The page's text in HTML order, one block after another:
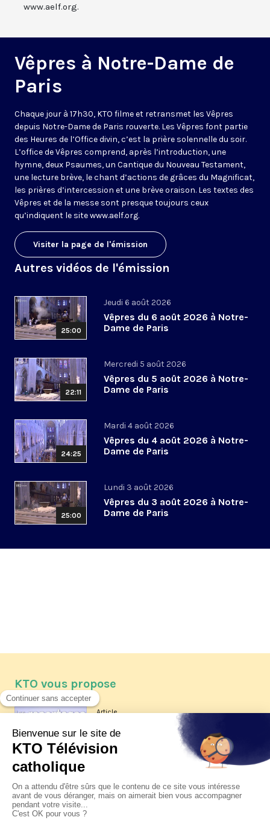
www.aelf.org.
Vêpres à Notre-Dame de
Paris
Chaque jour à 17h30, KTO filme et retransmet les Vêpres
depuis Notre-Dame de Paris rouverte. Les Vêpres font partie
des Heures de l’Office divin, c’est la prière solennelle du soir.
L’office de Vêpres comprend, après l’introduction, une
hymne, deux Psaumes, un Cantique du Nouveau Testament,
une lecture brève, le chant d’actions de grâces du Magnificat,
les prières d’intercession et une brève oraison. Les textes des
Vêpres et de la messe sont presque toujours ceux
qu’indiquent le sitewww.aelf.org.
Visiter la page de l'émission
Autres vidéos de l'émission
25:00
Jeudi 6 août 2026
Vêpres du 6 août 2026 à Notre-
Dame de Paris
22:11
Mercredi 5 août 2026
Vêpres du 5 août 2026 à Notre-
Dame de Paris
24:25
Mardi 4 août 2026
Vêpres du 4 août 2026 à Notre-
Dame de Paris
25:00
Lundi 3 août 2026
Vêpres du 3 août 2026 à Notre-
Dame de Paris
KTO vous propose
Article
Les reportages d'été 2026 de KTO
La visite pastorale du pape Léon
XIV à Assise à suivre sur KTO le
jeudi 6 août